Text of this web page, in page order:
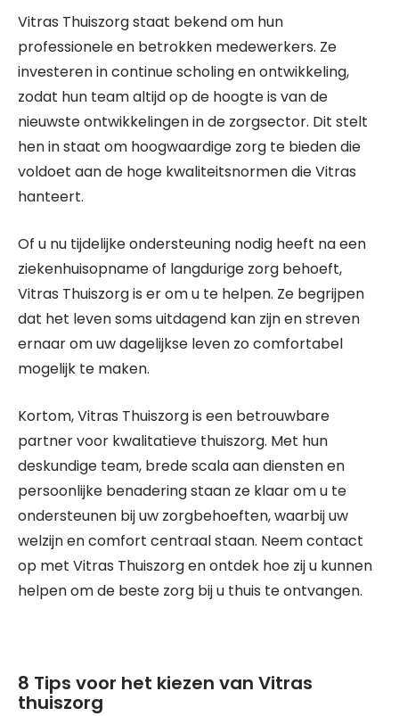
Vitras Thuiszorg staat bekend om hun
professionele en betrokken medewerkers. Ze
investeren in continue scholing en ontwikkeling,
zodat hun team altijd op de hoogte is van de
nieuwste ontwikkelingen in de zorgsector. Dit stelt
hen in staat om hoogwaardige zorg te bieden die
voldoet aan de hoge kwaliteitsnormen die Vitras
hanteert.
Of u nu tijdelijke ondersteuning nodig heeft na een
ziekenhuisopname of langdurige zorg behoeft,
Vitras Thuiszorg is er om u te helpen. Ze begrijpen
dat het leven soms uitdagend kan zijn en streven
ernaar om uw dagelijkse leven zo comfortabel
mogelijk te maken.
Kortom, Vitras Thuiszorg is een betrouwbare
partner voor kwalitatieve thuiszorg. Met hun
deskundige team, brede scala aan diensten en
persoonlijke benadering staan ze klaar om u te
ondersteunen bij uw zorgbehoeften, waarbij uw
welzijn en comfort centraal staan. Neem contact
op met Vitras Thuiszorg en ontdek hoe zij u kunnen
helpen om de beste zorg bij u thuis te ontvangen.
8 Tips voor het kiezen van Vitras
thuiszorg